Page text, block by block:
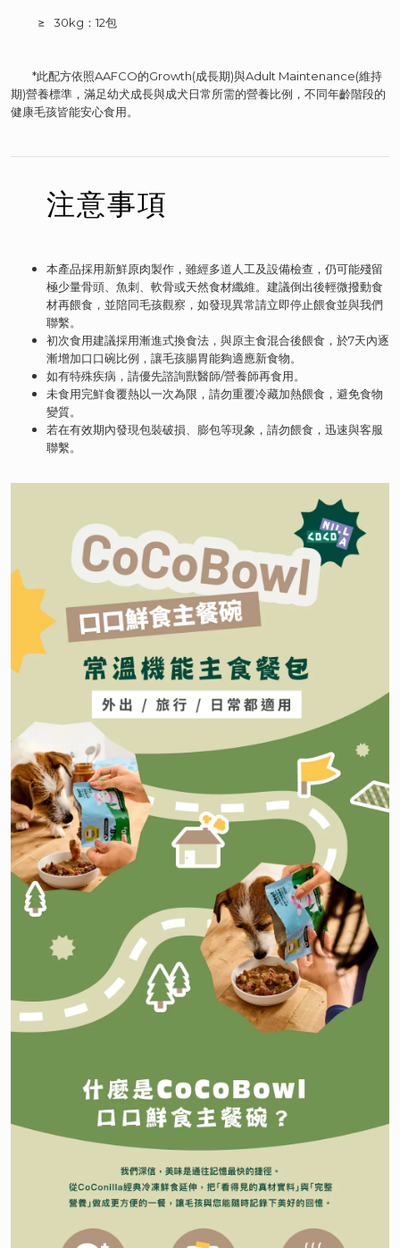
≥ 30kg：12包
*此配方依照AAFCO的Growth(成長期)與Adult Maintenance(維持
期)營養標準，滿足幼犬成長與成犬日常所需的營養比例，不同年齡階段的
健康毛孩皆能安心食用。
注意事項
本產品採用新鮮原肉製作，雖經多道人工及設備檢查，仍可能殘留
極少量骨頭、魚刺、軟骨或天然食材纖維。建議倒出後輕微撥動食
材再餵食，並陪同毛孩觀察，如發現異常請立即停止餵食並與我們
聯繫。
初次食用建議採用漸進式換食法，與原主食混合後餵食，於7天內逐
漸增加口口碗比例，讓毛孩腸胃能夠適應新食物。
如有特殊疾病 ，請優先諮詢獸醫師/營養師再食用。
未食用完鮮食覆熱以一次為限 ，請勿重覆冷藏加熱餵食 ，避免食物
變質。
若在有效期內發現包裝破損 、膨包等現象 ，請勿餵食 ，迅速與客服
聯繫。